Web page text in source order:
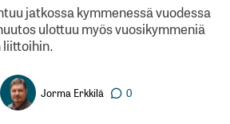
jatkossa kymmenessä vuodessa
ulottuu myös vuosikymmeniä
liittoihin.
Jorma Erkkilä 0